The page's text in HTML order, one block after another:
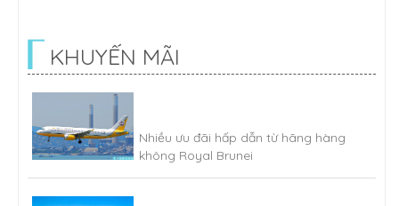
KHUYẾN MÃI
Nhiều ưu đãi hấp dẫn từ hãng hàng
không Royal Brunei